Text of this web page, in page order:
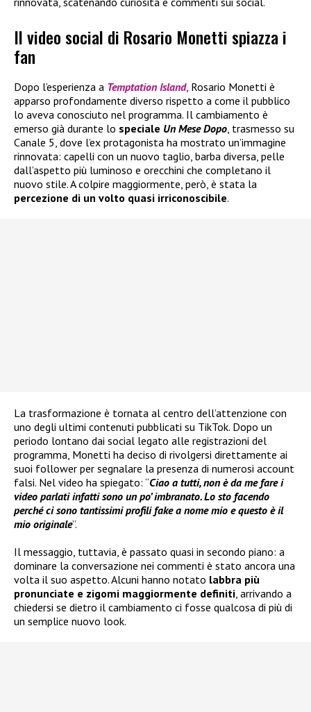
Il video social di Rosario Monetti spiazza i
fan
Dopo l’esperienza a Temptation Island, Rosario Monetti è
apparso profondamente diverso rispetto a come il pubblico
lo aveva conosciuto nel programma. Il cambiamento è
emerso già durante lo speciale Un Mese Dopo, trasmesso su
Canale 5, dove l’ex protagonista ha mostrato un’immagine
rinnovata: capelli con un nuovo taglio, barba diversa, pelle
dall’aspetto più luminoso e orecchini che completano il
nuovo stile. A colpire maggiormente, però, è stata la
percezione di un volto quasi irriconoscibile.
La trasformazione è tornata al centro dell’attenzione con
uno degli ultimi contenuti pubblicati su TikTok. Dopo un
periodo lontano dai social legato alle registrazioni del
programma, Monetti ha deciso di rivolgersi direttamente ai
suoi follower per segnalare la presenza di numerosi account
falsi. Nel video ha spiegato: “Ciao a tutti, non è da me fare i
video parlati infatti sono un po’ imbranato. Lo sto facendo
perché ci sono tantissimi profili fake a nome mio e questo è il
mio originale”.
Il messaggio, tuttavia, è passato quasi in secondo piano: a
dominare la conversazione nei commenti è stato ancora una
volta il suo aspetto. Alcuni hanno notato labbra più
pronunciate e zigomi maggiormente definiti, arrivando a
chiedersi se dietro il cambiamento ci fosse qualcosa di più di
un semplice nuovo look.